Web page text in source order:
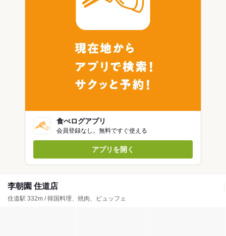
食べログアプリ
会員登録なし。無料ですぐ使える
アプリを開く
李朝園 住道店
住道駅 332m / 韓国料理、焼肉、ビュッフェ